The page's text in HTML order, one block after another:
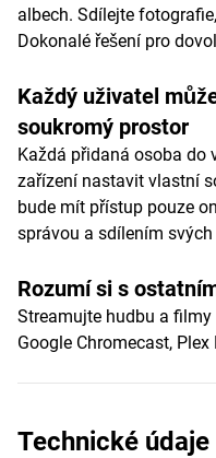
albech. Sdílejte
Dokonalé řešení pro
Každý uživatel
soukromý prostor
Každá přidaná osoba do
zařízení nastavit vlastní
bude mít přístup pouze
správou a sdílením
Rozumí si s
Streamujte hudbu a
Google Chromecast,
Technické údaje